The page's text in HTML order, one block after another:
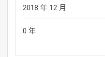
2018 年 12 月
0 年